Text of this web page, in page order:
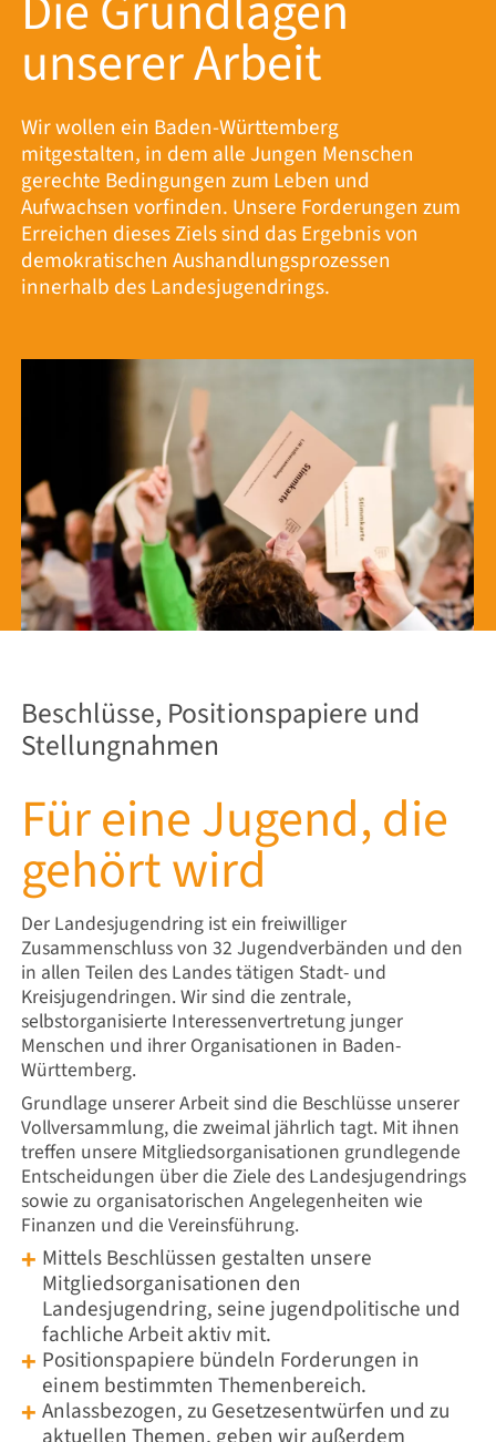
unserer Arbeit
Wir wollen ein Baden-Württemberg
mitgestalten, in dem alle Jungen Menschen
gerechte Bedingungen zum Leben und
Aufwachsen vorfinden. Unsere Forderungen zum
Erreichen dieses Ziels sind das Ergebnis von
demokratischen Aushandlungsprozessen
innerhalb des Landesjugendrings.
Beschlüsse, Positionspapiere und
Stellungnahmen
Für eine Jugend, die
gehört wird
Der Landesjugendring ist ein freiwilliger
Zusammenschluss von 32 Jugendverbänden und den
in allen Teilen des Landes tätigen Stadt- und
Kreisjugendringen. Wir sind die zentrale,
selbstorganisierte Interessenvertretung junger
Menschen und ihrer Organisationen in Baden-
Württemberg.
Grundlage unserer Arbeit sind die Beschlüsse unserer
Vollversammlung, die zweimal jährlich tagt. Mit ihnen
treffen unsere Mitgliedsorganisationen grundlegende
Entscheidungen über die Ziele des Landesjugendrings
sowie zu organisatorischen Angelegenheiten wie
Finanzen und die Vereinsführung.
MittelsBeschlüssen gestalten unsere
Mitgliedsorganisationen den
Landesjugendring, seine jugendpolitische und
fachliche Arbeit aktiv mit.
Positionspapiere bündeln Forderungen in
einem bestimmten Themenbereich.
Anlassbezogen, zu Gesetzesentwürfen und zu